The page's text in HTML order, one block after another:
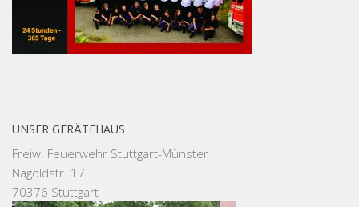
UNSER GERÄTEHAUS
Freiw. Feuerwehr Stuttgart-Münster
Nagoldstr. 17
70376 Stuttgart